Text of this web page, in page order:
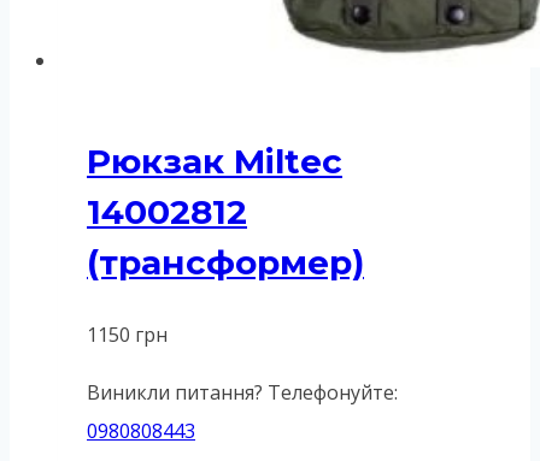
Рюкзак Miltec
14002812
(трансформер)
1150 грн
Виникли питання? Телефонуйте:
0980808443